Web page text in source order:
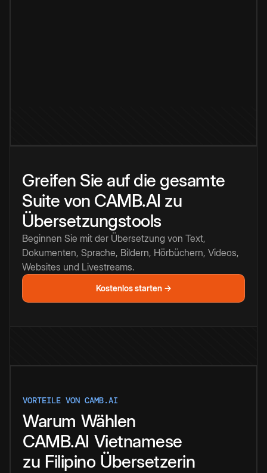
Greifen Sie auf die gesamte
Suite von CAMB.AI zu
Übersetzungstools
Beginnen Sie mit der Übersetzung von Text,
Dokumenten, Sprache, Bildern, Hörbüchern, Videos,
Websites und Livestreams.
Kostenlos starten →
VORTEILE VON CAMB.AI
Warum Wählen
CAMB.AI Vietnamese
zu Filipino Übersetzerin